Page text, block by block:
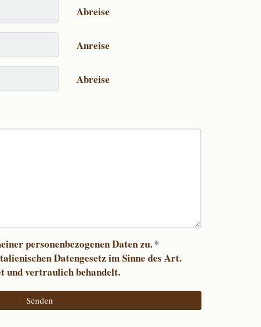
Abreise
Anreise
Abreise
personenbezogenen Daten zu.*
Datengesetz im Sinne des Art.
und vertraulich behandelt.